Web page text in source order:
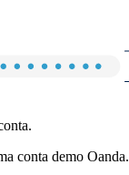
conta demo Oanda.